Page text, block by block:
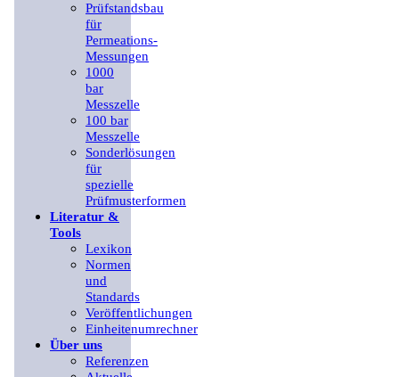
Prüfstandsbau
für
Permeations-
Messungen
1000
bar
Messzelle
100 bar
Messzelle
Sonderlösungen
für
spezielle
Prüfmusterformen
Literatur &
Tools
Lexikon
Normen
und
Standards
Veröffentlichungen
Einheitenumrechner
Über uns
Referenzen